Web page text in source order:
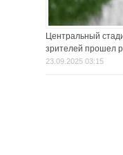
Центральный
зрителей прошел
23.09.2025 03:15